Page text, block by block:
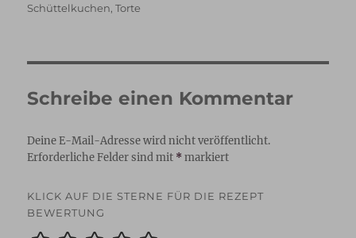
Schüttelkuchen,Torte
Schreibe einen Kommentar
Deine E-Mail-Adresse wird nicht veröffentlicht.
Erforderliche Felder sind mit *markiert
KLICK AUF DIE STERNE FÜR DIE REZEPT
BEWERTUNG